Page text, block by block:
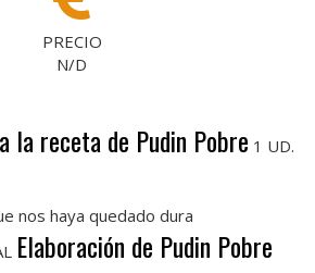
PRECIO
N/D
la receta de Pudin Pobre 1 UD.
nos haya quedado dura
Elaboración de Pudin Pobre